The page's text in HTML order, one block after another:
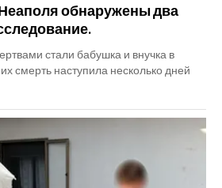
обнаружены два
стали бабушка и внучка в
смерть наступила несколько дней